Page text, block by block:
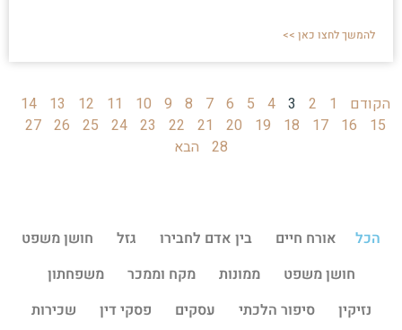
להמשך לחצו כאן >>
הקודם 1
2
3
4
5
6
7
8
9
10
11
12
13
14
15
16
17
18
19
20
21
22
23
24
25
26
27
28
הבא
הכל אורח חיים בין אדם לחבירו גזל
חושן משפט
חושן משפט
ממונות מקח וממכר
משפחתון
נזיקין
סיפור הלכתי עסקים פסקי דין
שכירות